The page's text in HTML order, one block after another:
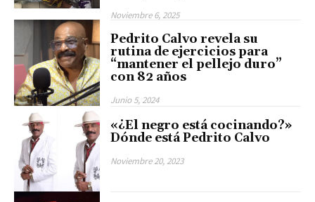
Noviembre 6, 2025
Pedrito Calvo revela su
rutina de ejercicios para
“mantener el pellejo duro”
con 82 años
Junio 5, 2024
«¿El negro está cocinando?»
Dónde está Pedrito Calvo
Noviembre 20, 2023